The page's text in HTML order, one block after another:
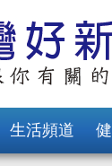
生活頻道